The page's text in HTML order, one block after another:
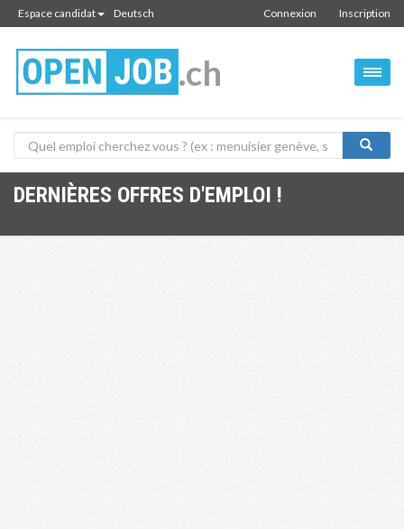
Espace candidat Deutsch Inscription
Connexion
.ch
DERNIÈRES OFFRES D'EMPLOI !